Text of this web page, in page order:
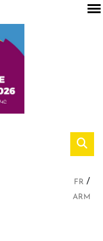
FR
ARM